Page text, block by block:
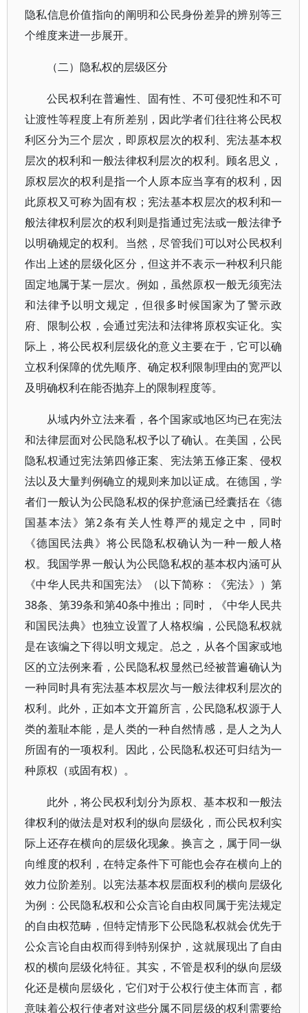
隐私信息价值指向的阐明和公民身份差异的辨别等三
个维度来进一步展开。
（二）隐私权的层级区分
公民权利在普遍性、固有性、不可侵犯性和不可
让渡性等程度上有所差别，因此学者们往往将公民权
利区分为三个层次，即原权层次的权利、宪法基本权
层次的权利和一般法律权利层次的权利。顾名思义，
原权层次的权利是指一个人原本应当享有的权利，因
此原权又可称为固有权；宪法基本权层次的权利和一
般法律权利层次的权利则是指通过宪法或一般法律予
以明确规定的权利。当然，尽管我们可以对公民权利
作出上述的层级化区分，但这并不表示一种权利只能
固定地属于某一层次。例如，虽然原权一般无须宪法
和法律予以明文规定，但很多时候国家为了警示政
府、限制公权，会通过宪法和法律将原权实证化。实
际上，将公民权利层级化的意义主要在于，它可以确
立权利保障的优先顺序、确定权利限制理由的宽严以
及明确权利在能否抛弃上的限制程度等。
从域内外立法来看，各个国家或地区均已在宪法
和法律层面对公民隐私权予以了确认。在美国，公民
隐私权通过宪法第四修正案、宪法第五修正案、侵权
法以及大量判例确立的规则来加以证成。在德国，学
者们一般认为公民隐私权的保护意涵已经囊括在《德
国基本法》第2条有关人性尊严的规定之中，同时
《德国民法典》将公民隐私权确认为一种一般人格
权。我国学界一般认为公民隐私权的基本权内涵可从
《中华人民共和国宪法》（以下简称：《宪法》）第
38条、第39条和第40条中推出；同时，《中华人民共
和国民法典》也独立设置了人格权编，公民隐私权就
是在该编之下得以明文规定。总之，从各个国家或地
区的立法例来看，公民隐私权显然已经被普遍确认为
一种同时具有宪法基本权层次与一般法律权利层次的
权利。此外，正如本文开篇所言，公民隐私权源于人
类的羞耻本能，是人类的一种自然情感，是人之为人
所固有的一项权利。因此，公民隐私权还可归结为一
种原权（或固有权）。
此外，将公民权利划分为原权、基本权和一般法
律权利的做法是对权利的纵向层级化，而公民权利实
际上还存在横向的层级化现象。换言之，属于同一纵
向维度的权利，在特定条件下可能也会存在横向上的
效力位阶差别。以宪法基本权层面权利的横向层级化
为例：公民隐私权和公众言论自由权同属于宪法规定
的自由权范畴，但特定情形下公民隐私权就会优先于
公众言论自由权而得到特别保护，这就展现出了自由
权的横向层级化特征。其实，不管是权利的纵向层级
化还是横向层级化，它们对于公权行使主体而言，都
意味着公权行使者对这些分属不同层级的权利需要给